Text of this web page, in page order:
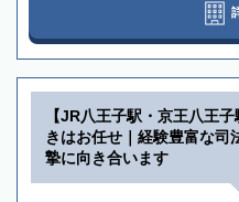
【JR八王子駅・京王八王
きはお任せ｜経験豊富な司
摯に向き合います